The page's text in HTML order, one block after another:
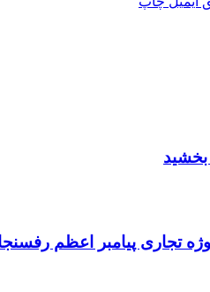
بخشید
تجاری پیامبر اعظم